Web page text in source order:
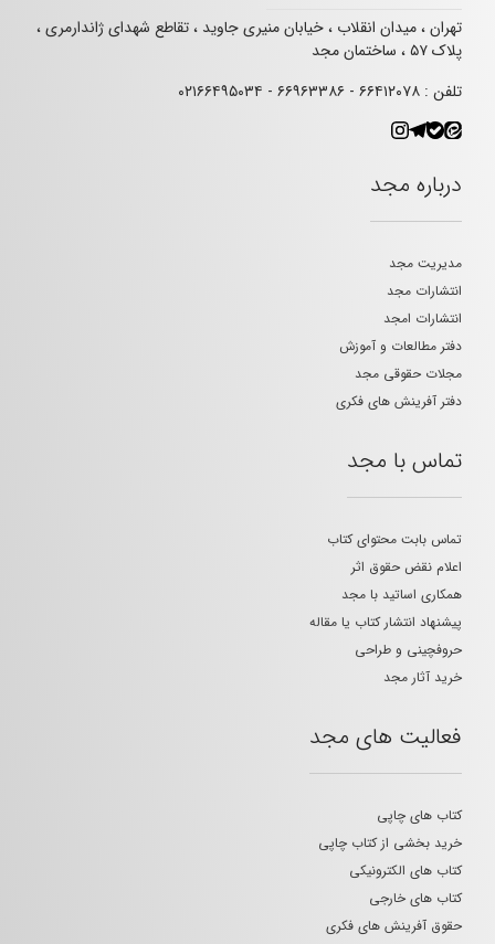
تهران ، میدان انقلاب ، خیابان منیری جاوید ، تقاطع شهدای ژاندارمری ،
پلاک ۵۷ ، ساختمان مجد
تلفن : ۶۶۴۱۲۰۷۸ - ۶۶۹۶۳۳۸۶ - ۰۲۱۶۶۴۹۵۰۳۴
درباره مجد
مدیریت مجد
انتشارات مجد
انتشارات امجد
دفتر مطالعات و آموزش
مجلات حقوقی مجد
دفتر آفرینش های فکری
تماس با مجد
تماس بابت محتوای کتاب
اعلام نقض حقوق اثر
همکاری اساتید با مجد
پیشنهاد انتشار کتاب یا مقاله
حروفچینی و طراحی
خرید آثار مجد
فعالیت های مجد
کتاب های چاپی
خرید بخشی از کتاب چاپی
کتاب های الکترونیکی
کتاب های خارجی
حقوق آفرینش های فکری